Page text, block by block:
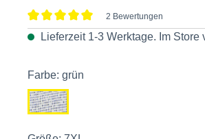
Durchschnittliche Bewertung von 5 von 5
2 Bewertungen
Lieferzeit 1-3 Werktage. Im Store
Farbe: grün